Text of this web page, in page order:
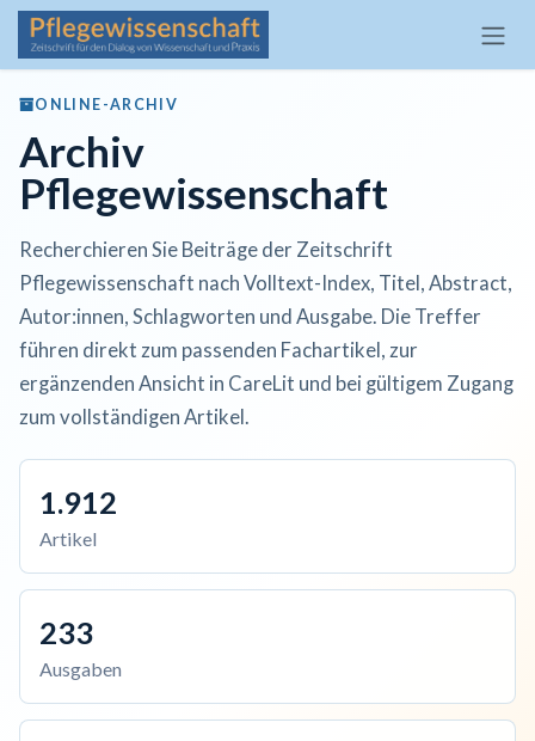
Zum Inhalt springen
ONLINE-ARCHIV
Archiv
Pflegewissenschaft
Recherchieren Sie Beiträge der Zeitschrift
Pflegewissenschaft nach Volltext-Index, Titel, Abstract,
Autor:innen, Schlagworten und Ausgabe. Die Treffer
führen direkt zum passenden Fachartikel, zur
ergänzenden Ansicht in CareLit und bei gültigem Zugang
zum vollständigen Artikel.
1.912
Artikel
233
Ausgaben